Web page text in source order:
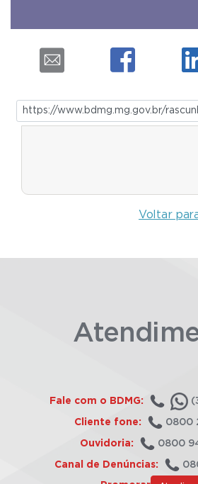
Voltar
Fale com o BDMG:
Cliente fone: 0800
Ouvidoria: 0800
Canal de Denúncias: